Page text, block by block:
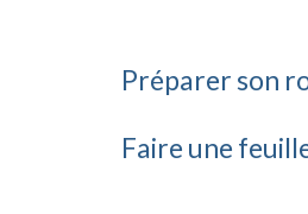
Préparer son
Faire une